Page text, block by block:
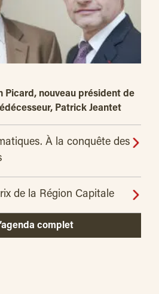
Picard, nouveau président de
Patrick Jeantet
À la conquête des
de la Région Capitale
complet